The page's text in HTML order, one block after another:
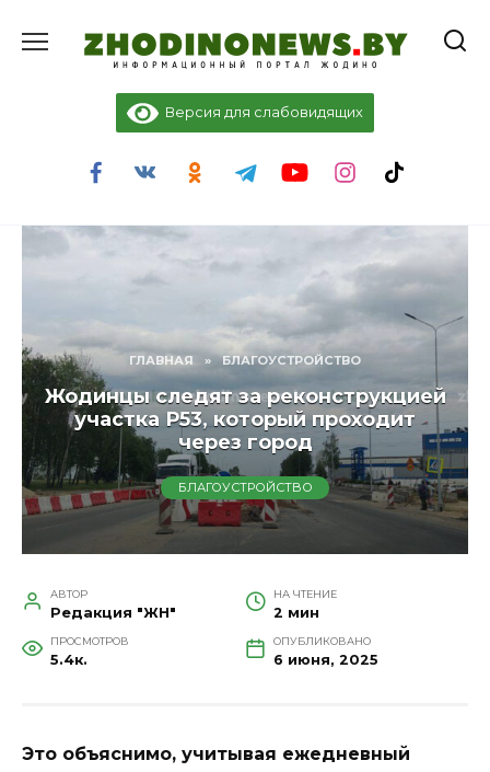
содержанию
Версия для слабовидящих
ГЛАВНАЯ » БЛАГОУСТРОЙСТВО
Жодинцы следят за реконструкцией
участка Р53, который проходит
через город
БЛАГОУСТРОЙСТВО
АВТОР
Редакция "ЖН"
НА ЧТЕНИЕ
2 мин
ПРОСМОТРОВ
5.4к.
ОПУБЛИКОВАНО
6 июня, 2025
Это объяснимо, учитывая ежедневный